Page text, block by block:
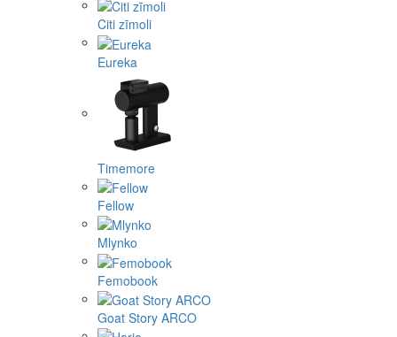
Citi zīmoli
Eureka
Timemore
Fellow
Mlynko
Femobook
Goat Story ARCO